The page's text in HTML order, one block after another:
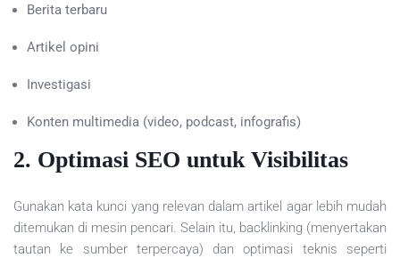
Berita terbaru
Artikel opini
Investigasi
Konten multimedia (video, podcast, infografis)
2. Optimasi SEO untuk Visibilitas
Gunakan kata kunci yang relevan dalam artikel agar lebih mudah
ditemukan di mesin pencari. Selain itu, backlinking (menyertakan
tautan ke sumber terpercaya) dan optimasi teknis seperti